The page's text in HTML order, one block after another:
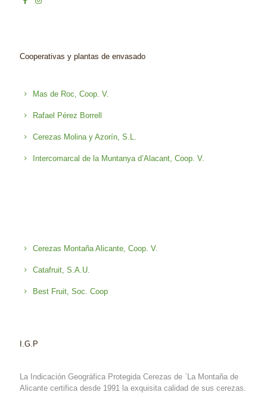
Cooperativas y plantas de envasado
Mas de Roc, Coop. V.
Rafael Pérez Borrell
Cerezas Molina y Azorín, S.L.
Intercomarcal de la Muntanya d’Alacant, Coop. V.
Cerezas Montaña Alicante, Coop. V.
Catafruit, S.A.U.
Best Fruit, Soc. Coop
I.G.P
La Indicación Geográfica Protegida Cerezas de `La Montaña de
Alicante certifica desde 1991 la exquisita calidad de sus cerezas.